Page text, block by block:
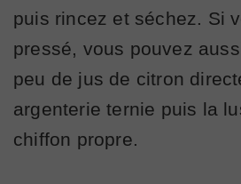
puis rincez et séchez. Si
pressé, vous pouvez
peu de jus de citron
argenterie ternie puis la
chiffon propre.